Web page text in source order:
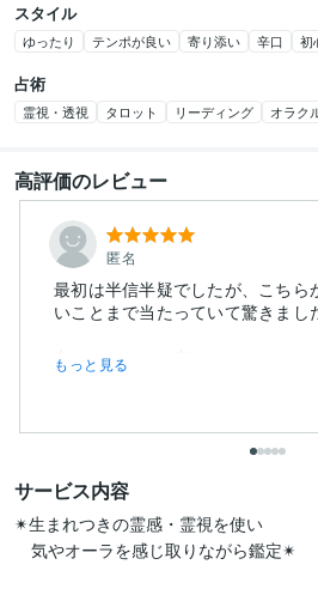
スタイル
ゆったり テンポが良い 寄り添い 辛口 初
占術
霊視・透視 タロット リーディング オラク
高評価のレビュー
匿名
最初は半信半疑でしたが、こちら
いことまで当たっていて驚きまし
良いことだけを言うのではなく、
もっと見る
サービス内容
✴︎生まれつきの霊感・霊視を使い
気やオーラを感じ取りながら鑑定✴︎